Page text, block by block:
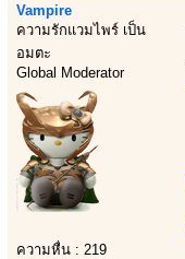
Vampire
ความรักแวมไพร์ เป็น
อมตะ
Global Moderator
ความหื่น : 219